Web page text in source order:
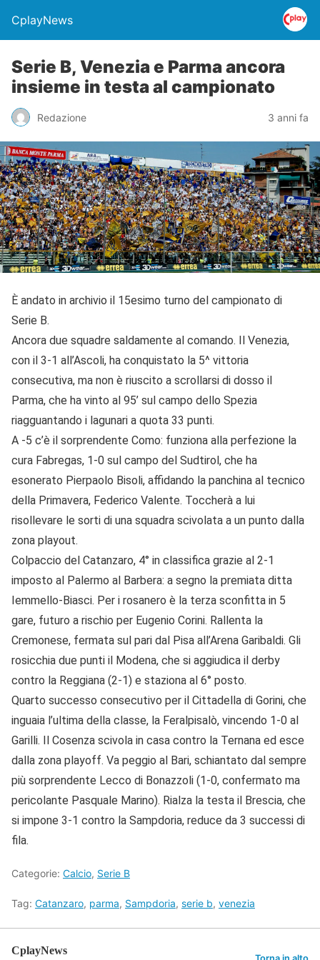
CplayNews
Serie B, Venezia e Parma ancora
insieme in testa al campionato
Redazione 3 anni fa
È andato in archivio il 15esimo turno del campionato di
Serie B.
Ancora due squadre saldamente al comando. Il Venezia,
con il 3-1 all’Ascoli, ha conquistato la 5^ vittoria
consecutiva, ma non è riuscito a scrollarsi di dosso il
Parma, che ha vinto al 95’ sul campo dello Spezia
riagguantando i lagunari a quota 33 punti.
A -5 c’è il sorprendente Como: funziona alla perfezione la
cura Fabregas, 1-0 sul campo del Sudtirol, che ha
esonerato Pierpaolo Bisoli, affidando la panchina al tecnico
della Primavera, Federico Valente. Toccherà a lui
risollevare le sorti di una squadra scivolata a un punto dalla
zona playout.
Colpaccio del Catanzaro, 4° in classifica grazie al 2-1
imposto al Palermo al Barbera: a segno la premiata ditta
Iemmello-Biasci. Per i rosanero è la terza sconfitta in 5
gare, futuro a rischio per Eugenio Corini. Rallenta la
Cremonese, fermata sul pari dal Pisa all’Arena Garibaldi. Gli
rosicchia due punti il Modena, che si aggiudica il derby
contro la Reggiana (2-1) e staziona al 6° posto.
Quarto successo consecutivo per il Cittadella di Gorini, che
inguaia l’ultima della classe, la Feralpisalò, vincendo 1-0 al
Garilli. Il Cosenza scivola in casa contro la Ternana ed esce
dalla zona playoff. Va peggio al Bari, schiantato dal sempre
più sorprendente Lecco di Bonazzoli (1-0, confermato ma
pericolante Pasquale Marino). Rialza la testa il Brescia, che
si impone 3-1 contro la Sampdoria, reduce da 3 successi di
fila.
Categorie: Calcio, Serie B
Tag: Catanzaro, parma, Sampdoria, serie b, venezia
CplayNews